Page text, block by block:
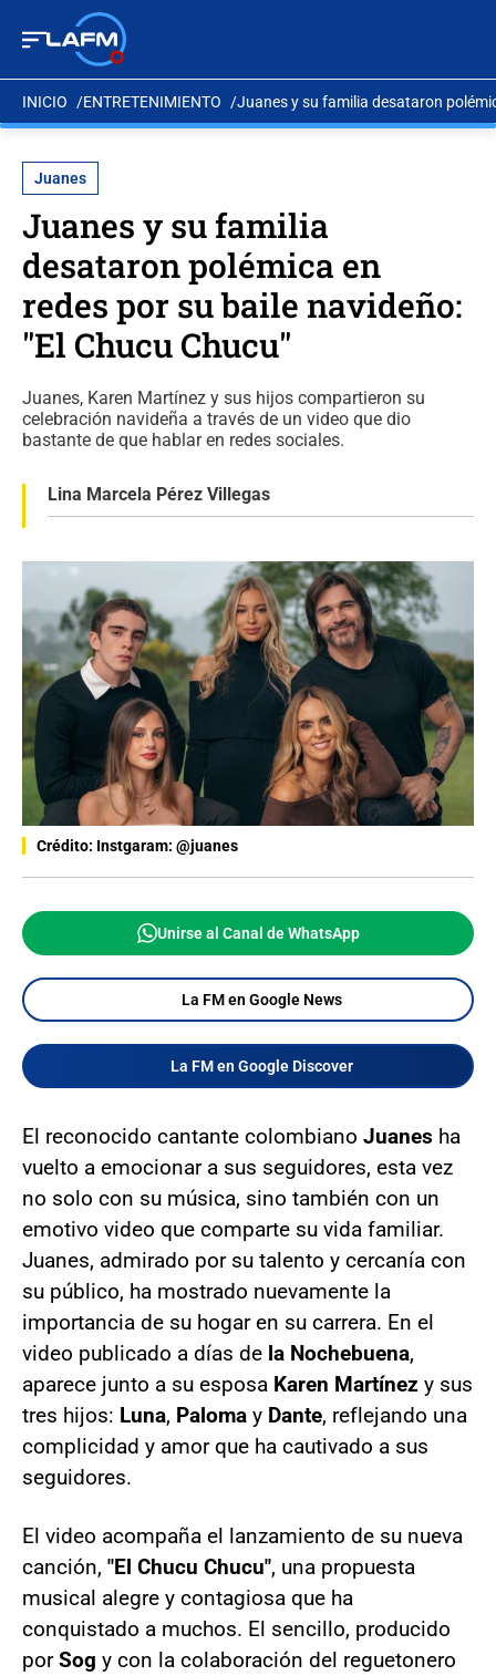
INICIO ENTRETENIMIENTO Juanes y su familia desataron
Juanes
Juanes y su familia
desataron polémica en
redes por su baile navideño:
"El Chucu Chucu"
Juanes, Karen Martínez y sus hijos compartieron su
celebración navideña a través de un video que dio
bastante de que hablar en redes sociales.
Lina Marcela Pérez Villegas
Crédito: Instgaram: @juanes
Unirse al Canal de WhatsApp
La FM en Google News
La FM en Google Discover
El reconocido cantante colombiano Juanes ha
vuelto a emocionar a sus seguidores, esta vez
no solo con su música, sino también con un
emotivo video que comparte su vida familiar.
Juanes, admirado por su talento y cercanía con
su público, ha mostrado nuevamente la
importancia de su hogar en su carrera. En el
video publicado a días de la Nochebuena,
aparece junto a su esposa Karen Martínez y sus
tres hijos: Luna, Paloma y Dante, reflejando una
complicidad y amor que ha cautivado a sus
seguidores.
El video acompaña el lanzamiento de su nueva
canción, "El Chucu Chucu", una propuesta
musical alegre y contagiosa que ha
conquistado a muchos. El sencillo, producido
porSog y con la colaboración del reguetonero